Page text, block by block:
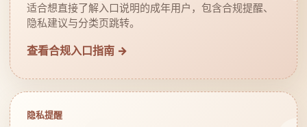
适合想直接了解入口说明的成年用户，包含合规提醒、
隐私建议与分类页跳转。
查看合规入口指南 →
隐私提醒